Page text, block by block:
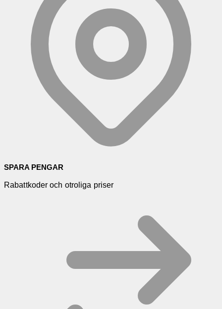
SPARA PENGAR
Rabattkoder och otroliga priser